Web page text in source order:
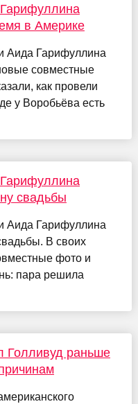
в Америке
Аида Гарифуллина
совместные
как провели
у Воробьёва есть
свадьбы
Аида Гарифуллина
В своих
фото и
пара решила
Голливуд раньше